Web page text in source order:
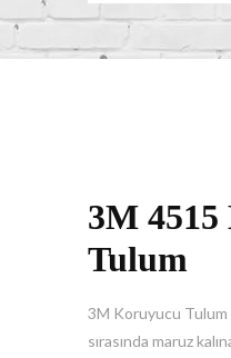
3M 4515
Tulum
3M Koruyucu
sırasında maruz